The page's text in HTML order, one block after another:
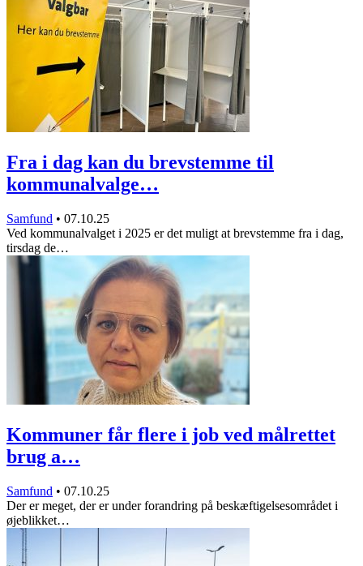
Fra i dag kan du brevstemme til
kommunalvalge…
Samfund • 07.10.25
Ved kommunalvalget i 2025 er det muligt at brevstemme fra i dag,
tirsdag de…
Kommuner får flere i job ved målrettet
brug a…
Samfund • 07.10.25
Der er meget, der er under forandring på beskæftigelsesområdet i
øjeblikket…